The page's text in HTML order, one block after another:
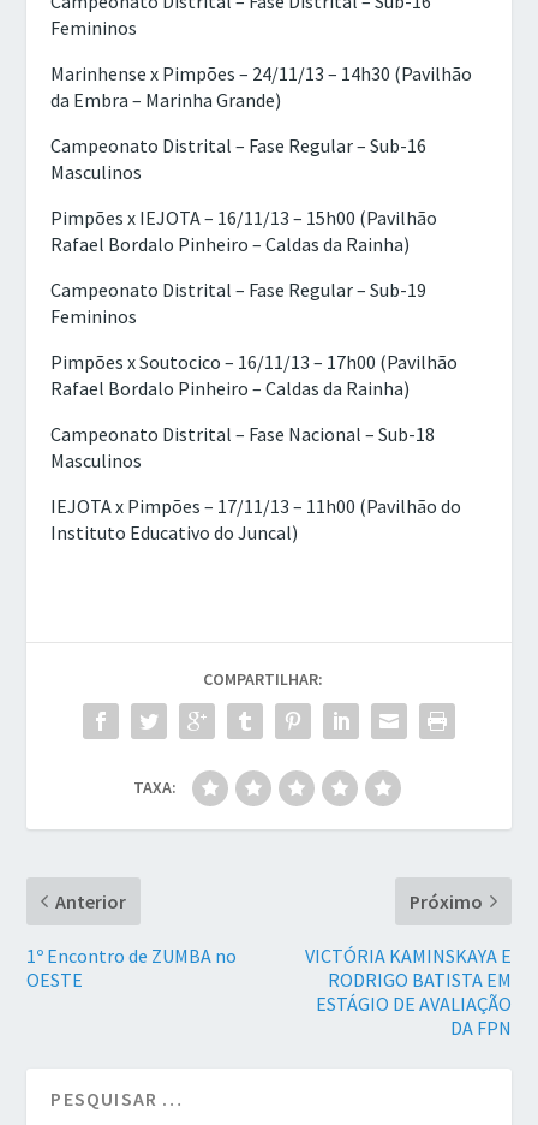
Femininos
Marinhense x Pimpões – 24/11/13 – 14h30 (Pavilhão
da Embra – Marinha Grande)
Campeonato Distrital – Fase Regular – Sub-16
Masculinos
Pimpões x IEJOTA – 16/11/13 – 15h00 (Pavilhão
Rafael Bordalo Pinheiro – Caldas da Rainha)
Campeonato Distrital – Fase Regular – Sub-19
Femininos
Pimpões x Soutocico – 16/11/13 – 17h00 (Pavilhão
Rafael Bordalo Pinheiro – Caldas da Rainha)
Campeonato Distrital – Fase Nacional – Sub-18
Masculinos
IEJOTA x Pimpões – 17/11/13 – 11h00 (Pavilhão do
Instituto Educativo do Juncal)
COMPARTILHAR:
TAXA:
Anterior
1º Encontro de ZUMBA no
OESTE
Próximo
VICTÓRIA KAMINSKAYA E
RODRIGO BATISTA EM
ESTÁGIO DE AVALIAÇÃO
DA FPN